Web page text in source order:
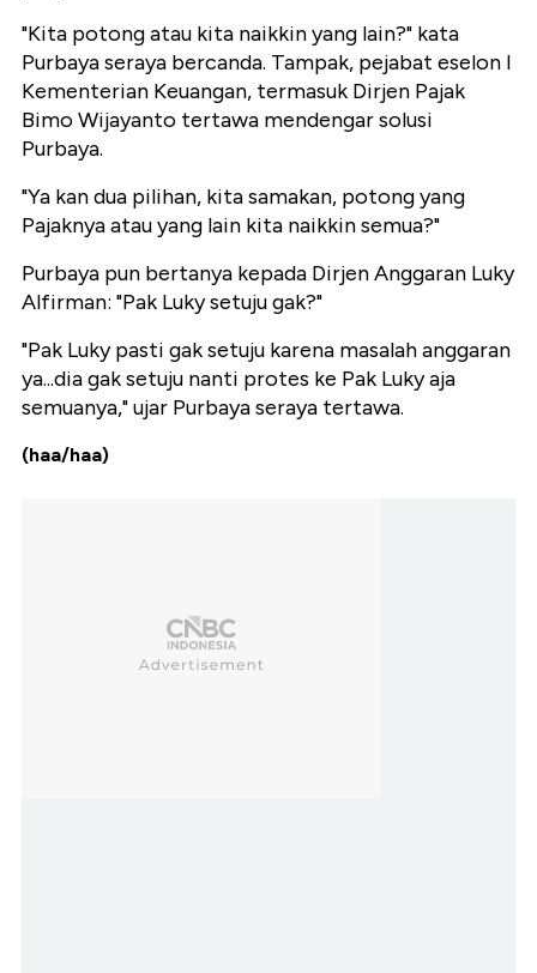
"Kita potong atau kita naikkin yang lain?" kata
Purbaya seraya bercanda. Tampak, pejabat eselon I
Kementerian Keuangan, termasuk Dirjen Pajak
Bimo Wijayanto tertawa mendengar solusi
Purbaya.
"Ya kan dua pilihan, kita samakan, potong yang
Pajaknya atau yang lain kita naikkin semua?"
Purbaya pun bertanya kepada Dirjen Anggaran Luky
Alfirman: "Pak Luky setuju gak?"
"Pak Luky pasti gak setuju karena masalah anggaran
ya...dia gak setuju nanti protes ke Pak Luky aja
semuanya," ujar Purbaya seraya tertawa.
(haa/haa)